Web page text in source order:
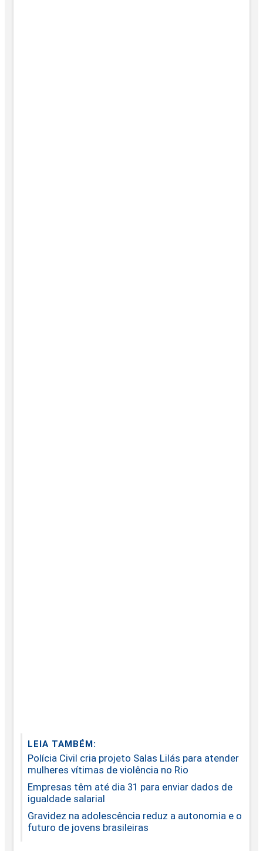
LEIA TAMBÉM:
Polícia Civil cria projeto Salas Lilás para atender
mulheres vítimas de violência no Rio
Empresas têm até dia 31 para enviar dados de
igualdade salarial
Gravidez na adolescência reduz a autonomia e o
futuro de jovens brasileiras